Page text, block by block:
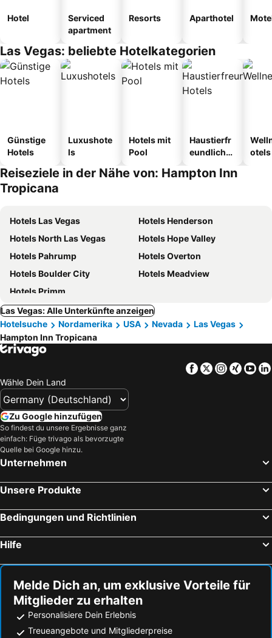
Hotel
Serviced
apartment
Resorts Aparthotel
Las Vegas: beliebte Hotelkategorien
Günstige
Hotels
Luxushote
ls
Hotels mit
Pool
Haustierfr
eundliche
otels
Reiseziele in der Nähe von: Hampton Inn
Tropicana
Hotels Las Vegas
Hotels Henderson
Hotels North Las Vegas
Hotels Hope Valley
Hotels Pahrump
Hotels Overton
Hotels Boulder City
Hotels Meadview
Hotels Primm
Las Vegas: Alle Unterkünfte anzeigen
Hotelsuche
Nordamerika USA Nevada
Las Vegas
Hampton Inn Tropicana
Facebook
TwitterXing
Wähle Dein Land
Zu Google hinzufügen
So findest du unsere Ergebnisse ganz
einfach: Füge trivago als bevorzugte
Quelle bei Google hinzu.
Unternehmen
Unsere Produkte
Bedingungen und Richtlinien
Hilfe
Melde Dich an, um exklusive Vorteile für
Mitglieder zu erhalten
Personalisiere Dein Erlebnis
Treueangebote und Mitgliederpreise